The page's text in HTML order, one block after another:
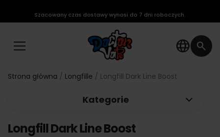
language search
Szacowany czas dostawy wynosi do 7 dni roboczych.
Strona główna Longfille Longfill Dark Line Boost
Kategorie keyboard_arrow_down
Longfill Dark Line Boost